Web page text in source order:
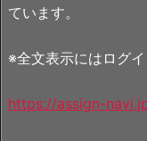
ています。
※全文表示にはログイ
https://assign-